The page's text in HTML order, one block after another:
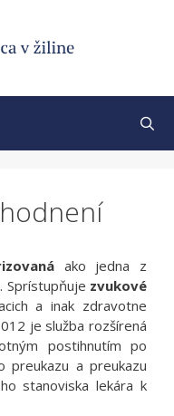
ako jedna z
Sprístupňuje zvukové
a inak zdravotne
je služba rozšírená
postihnutím po
preukazu a preukazu
stanoviska lekára k